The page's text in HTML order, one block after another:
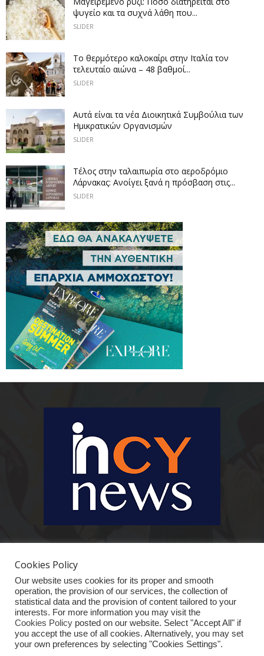
ψυγείο και τα συχνά λάθη που...
SLIDER
Το θερμότερο καλοκαίρι στην Ιταλία τον
τελευταίο αιώνα – 48 βαθμοί...
SLIDER
Αυτά είναι τα νέα Διοικητικά Συμβούλια των
Ημικρατικών Οργανισμών
SLIDER
Tέλος στην ταλαιπωρία στο αεροδρόμιο
Λάρνακας: Ανοίγει ξανά η πρόσβαση στις...
SLIDER
ΑΡΧΙΚΗ ΕΙΔΗΣΕΙΣ ΚΥΠΡΟΣ ΚΟΣΜΟΣ ΟΙΚΟΝΟΜΙΑ
Cookies Policy
Our website uses cookies for its proper and smooth
operation, the provision of our services, the collection of
statistical data and the provision of content tailored to your
interests. For more information you may visit the
Cookies Policy posted on our website. Select "Accept All" if
you accept the use of all cookies. Alternatively, you may set
your own preferences by selecting "Cookies Settings".